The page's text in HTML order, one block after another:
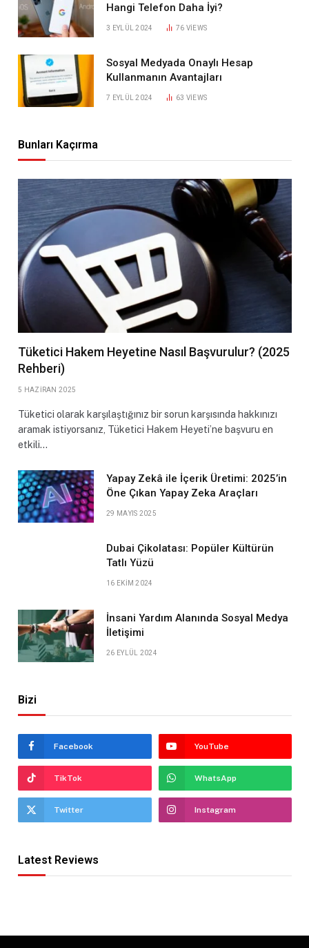
Hangi Telefon Daha İyi?
3 EYLÜL 2024 76 VIEWS
Sosyal Medyada Onaylı Hesap
Kullanmanın Avantajları
7 EYLÜL 2024 63 VIEWS
Bunları Kaçırma
Tüketici Hakem Heyetine Nasıl Başvurulur? (2025
Rehberi)
5 HAZIRAN 2025
Tüketici olarak karşılaştığınız bir sorun karşısında hakkınızı
aramak istiyorsanız, Tüketici Hakem Heyeti’ne başvuru en
etkili…
Yapay Zekâ ile İçerik Üretimi: 2025’in
Öne Çıkan Yapay Zeka Araçları
29 MAYIS 2025
Dubai Çikolatası: Popüler Kültürün
Tatlı Yüzü
16 EKIM 2024
İnsani Yardım Alanında Sosyal Medya
İletişimi
26 EYLÜL 2024
Bizi
Facebook YouTube
TikTok WhatsApp
Twitter Instagram
Latest Reviews